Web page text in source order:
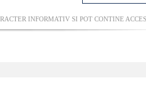
INFORMATIV SI POT CONTINE